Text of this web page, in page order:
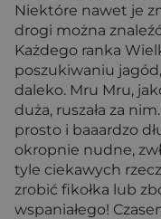
Niektóre nawet je
drogi można
Każdego ranka
poszukiwaniu
daleko. Mru Mru,
duża, ruszała za
prosto i baaardzo
okropnie nudne,
tyle ciekawych
zrobić fikołka lub
wspaniałego!